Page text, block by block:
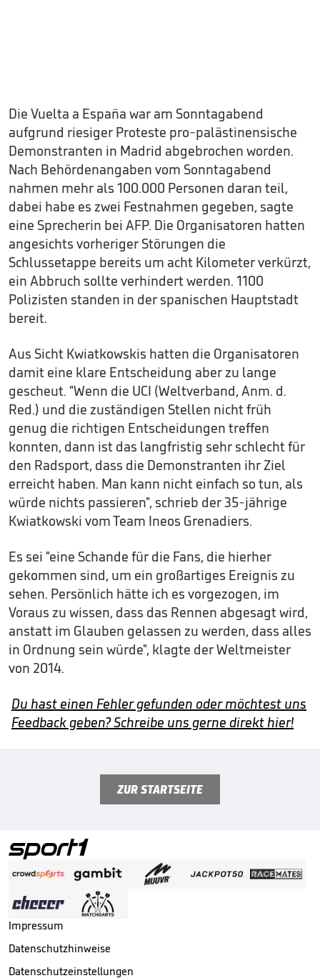
Die Vuelta a España war am Sonntagabend
aufgrund riesiger Proteste pro-palästinensische
Demonstranten in Madrid abgebrochen worden.
Nach Behördenangaben vom Sonntagabend
nahmen mehr als 100.000 Personen daran teil,
dabei habe es zwei Festnahmen gegeben, sagte
eine Sprecherin bei AFP. Die Organisatoren hatten
angesichts vorheriger Störungen die
Schlussetappe bereits um acht Kilometer verkürzt,
ein Abbruch sollte verhindert werden. 1100
Polizisten standen in der spanischen Hauptstadt
bereit.
Aus Sicht Kwiatkowskis hatten die Organisatoren
damit eine klare Entscheidung aber zu lange
gescheut. "Wenn die UCI (Weltverband, Anm. d.
Red.) und die zuständigen Stellen nicht früh
genug die richtigen Entscheidungen treffen
konnten, dann ist das langfristig sehr schlecht für
den Radsport, dass die Demonstranten ihr Ziel
erreicht haben. Man kann nicht einfach so tun, als
würde nichts passieren", schrieb der 35-jährige
Kwiatkowski vom Team Ineos Grenadiers.
Es sei "eine Schande für die Fans, die hierher
gekommen sind, um ein großartiges Ereignis zu
sehen. Persönlich hätte ich es vorgezogen, im
Voraus zu wissen, dass das Rennen abgesagt wird,
anstatt im Glauben gelassen zu werden, dass alles
in Ordnung sein würde", klagte der Weltmeister
von 2014.
Du hast einen Fehler gefunden oder möchtest uns
Feedback geben? Schreibe uns gerne direkt hier!
ZUR STARTSEITE
Impressum
Datenschutzhinweise
Datenschutzeinstellungen